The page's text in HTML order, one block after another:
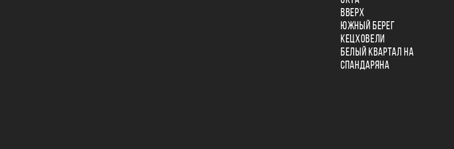
ВВЕРХ
ЮЖНЫЙ БЕРЕГ
КЕЦХОВЕЛИ
БЕЛЫЙ КВАРТАЛ НА
СПАНДАРЯНА